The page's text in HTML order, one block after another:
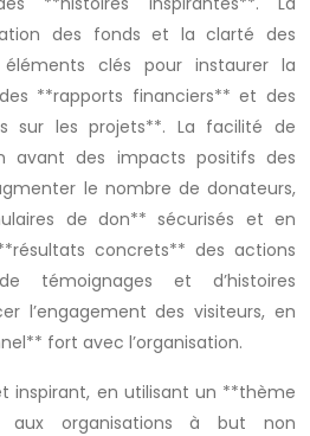
des fonds et la clarté des
clés pour instaurer la
**rapports financiers** et des
sur les projets**. La facilité de
avant des impacts positifs des
le nombre de donateurs,
de don** sécurisés et en
concrets** des actions
témoignages et d’histoires
l’engagement des visiteurs, en
fort avec l’organisation.
inspirant, en utilisant un **thème
aux organisations à but non